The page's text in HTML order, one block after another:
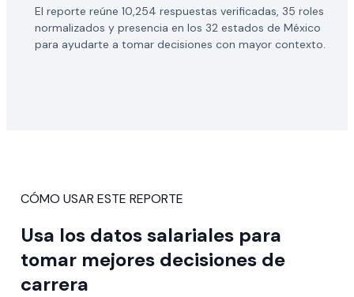
El reporte reúne 10,254 respuestas verificadas, 35 roles
normalizados y presencia en los 32 estados de México
para ayudarte a tomar decisiones con mayor contexto.
CÓMO USAR ESTE REPORTE
Usa los datos salariales para
tomar mejores decisiones de
carrera